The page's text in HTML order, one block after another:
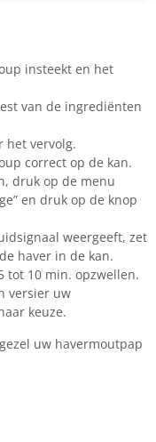
insteekt en het
van de ingrediënten
het vervolg.
correct op de kan.
druk op de menu
en druk op de knop
weergeeft, zet
haver in de kan.
tot 10 min. opzwellen.
versier uw
keuze.
uw havermoutpap